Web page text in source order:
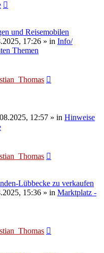
und Reisemobilen
17:26 » in Info/
Themen
12:57 » in Hinweise
Lübbecke zu verkaufen
15:36 » in Marktplatz -